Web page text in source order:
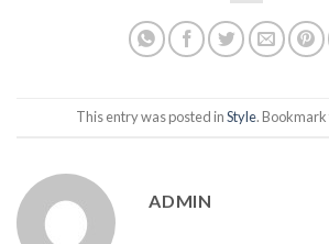
This entry was posted inStyle. Bookmark
ADMIN